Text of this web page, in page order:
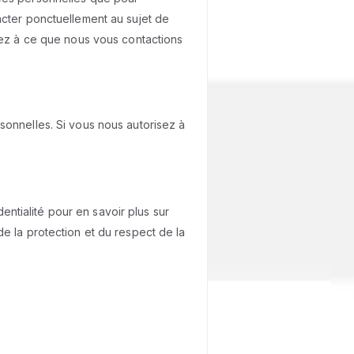
ponctuellement au sujet de
à ce que nous vous contactions
Si vous nous autorisez à
pour en savoir plus sur
la protection et du respect de la